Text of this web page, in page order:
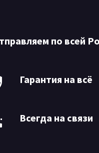
свч, electrolux, 250
$3700.00
по всей
Гарантия на всё
Всегда на связи